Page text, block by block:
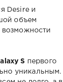
Desire и
объем
возможности
S первого
уникальным.